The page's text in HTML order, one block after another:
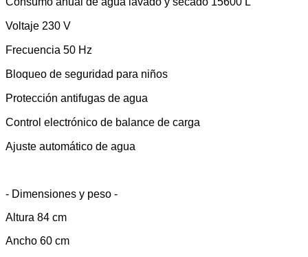
Voltaje 230 V
Frecuencia 50 Hz
Bloqueo de seguridad para niños
Protección antifugas de agua
Control electrónico de balance de carga
Ajuste automático de agua
- Dimensiones y peso -
Altura 84 cm
Ancho 60 cm